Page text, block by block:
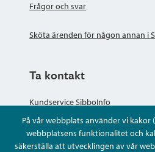
På vår webbplats använder vi kakor
webbplatsens funktionalitet och
säkerställa att utvecklingen av vår
Frågor och svar
Sköta ärenden för någon annan i
Ta kontakt
Kundservice SibboInfo
Ge anonym respons